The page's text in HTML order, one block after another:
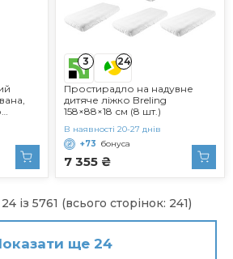
3 24
Простирадло на надувне
дитяче ліжко Breling
158×88×18 см (8 шт.)
7 355 ₴
В наявності 20-27 днів
+73 бонуса
із 5761 (всього сторінок: 241)
ще 24